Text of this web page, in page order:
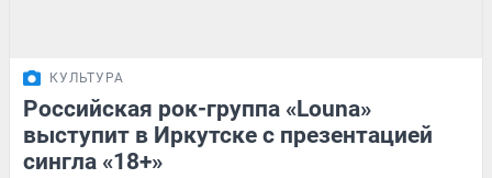
КУЛЬТУРА
Российская рок-группа «Louna»
выступит в Иркутске с презентацией
сингла «18+»